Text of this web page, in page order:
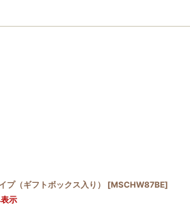
（ギフトボックス入り） [MSCHW87BE]
示